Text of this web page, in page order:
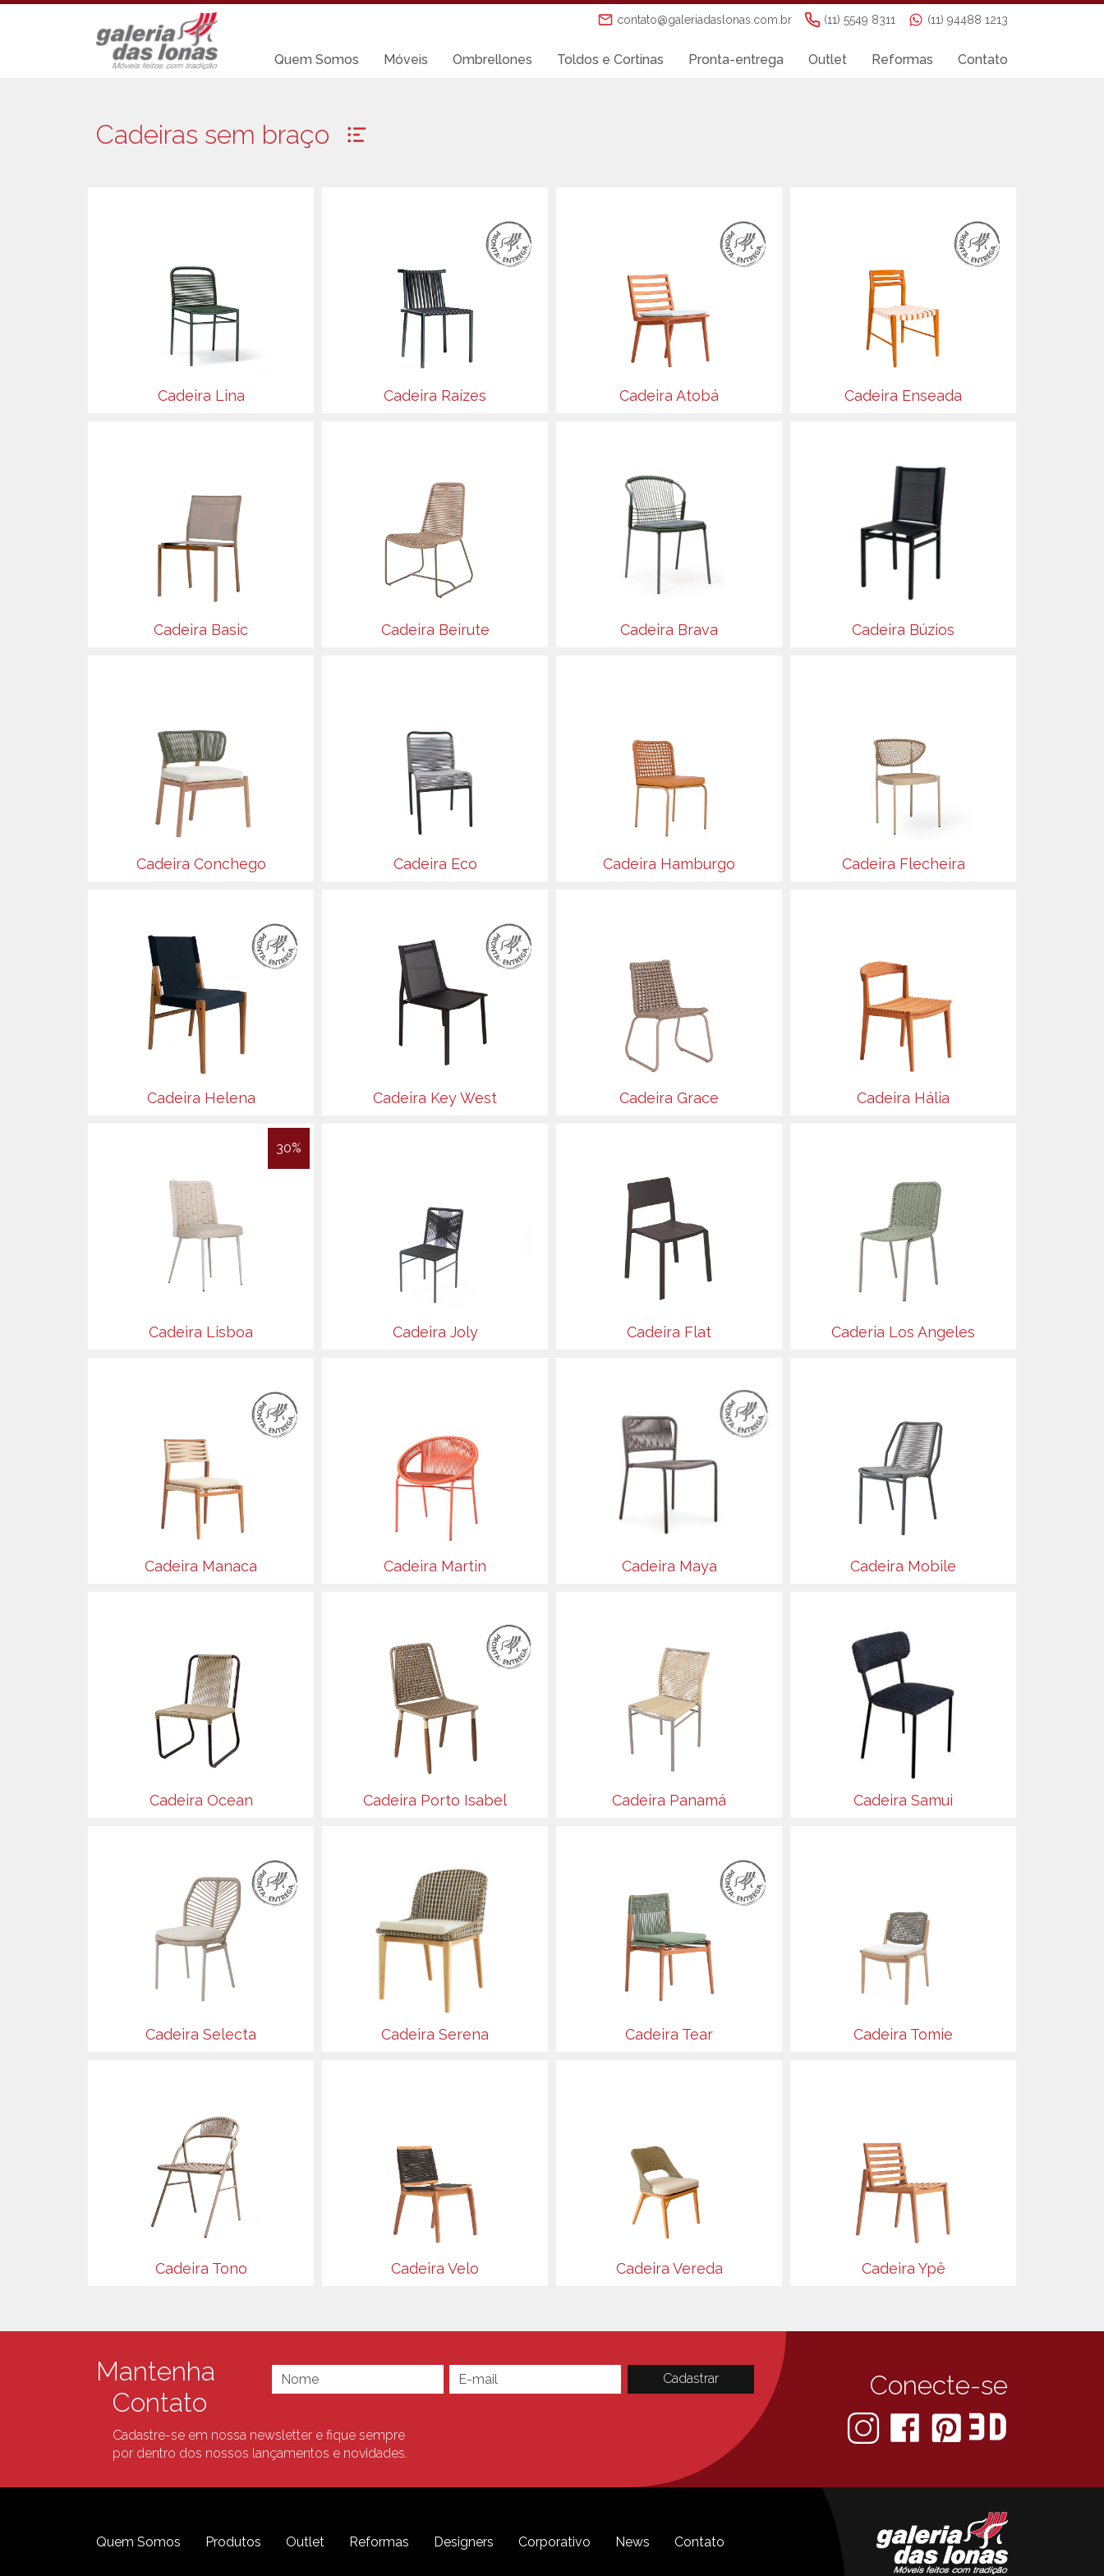
contato@galeriadaslonas.com.br (11) 5549 8311 (11) 94488 1213
Quem Somos Móveis Ombrellones Toldos e Cortinas Pronta-entrega Outlet Reformas Contato
Cadeiras sem braço
Banquetas Bar
Cadeiras com
Puffs
Sofás
Tenda Riviera
Toldos e Cortinas
Cadeira Lina Cadeira Raízes Cadeira Atobá Cadeira Enseada
Cadeira Basic Cadeira Beirute Cadeira Brava Cadeira Búzios
Cadeira Conchego Cadeira Eco Cadeira Hamburgo Cadeira Flecheira
Cadeira Helena Cadeira Key West Cadeira Grace Cadeira Hália
30%
Cadeira Lisboa Cadeira Joly Cadeira Flat Caderia Los Angeles
Cadeira Manaca Cadeira Martin Cadeira Maya Cadeira Mobile
Cadeira Ocean Cadeira Porto Isabel Cadeira Panamá Cadeira Samui
Cadeira Selecta Cadeira Serena Cadeira Tear Cadeira Tomie
Cadeira Tono Cadeira Velo Cadeira Vereda Cadeira Ypê
Mantenha
Contato
Cadastre-se em nossa newsletter e fique sempre
por dentro dos nossos lançamentos e novidades.
Conecte-se
Quem Somos Produtos Outlet Reformas Designers Corporativo News Contato